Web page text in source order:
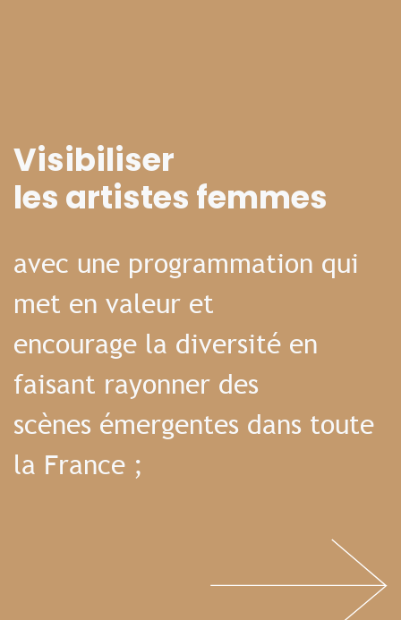
Visibiliser
les artistes femmes
avec une programmation qui
met en valeur et
encourage la diversité en
faisant rayonner des
scènes émergentes dans toute
la France ;